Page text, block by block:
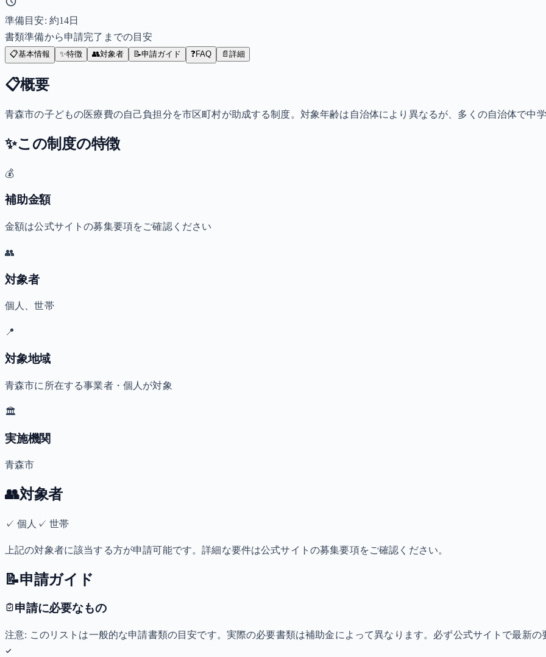
準備目安: 約14日
書類準備から申請完了までの目安
📋基本情報 ✨特徴 👥対象者 📝申請ガイド ❓FAQ 📄 詳細
📋概要
青森市の子どもの医療費の自己負担分を市区町村が助成する制度。対象年齢は自治体により異なるが、多くの自治体で中学
✨この制度の特徴
💰
補助金額
金額は公式サイトの募集要項をご確認ください
👥
対象者
個人、世帯
📍
対象地域
青森市に所在する事業者・個人が対象
🏛️
実施機関
青森市
👥対象者
✓個人 ✓ 世帯
上記の対象者に該当する方が申請可能です。詳細な要件は公式サイトの募集要項をご確認ください。
📝申請ガイド
申請に必要なもの
注意: このリストは一般的な申請書類の目安です。実際の必要書類は補助金によって異なります。必ず公式サイトで最新の